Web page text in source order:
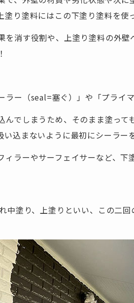
り塗料にはこの下塗り塗料を使
消す役割や、上塗り塗料の外
ー（seal=塞ぐ）」や「プライ
でしまうため、そのまま塗っ
込まないように最初にシーラー
ラーやサーフェイサーなど、下
中塗り、上塗りといい、この二